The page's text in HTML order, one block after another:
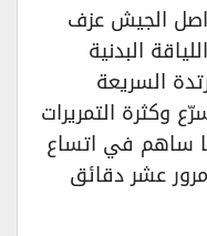
الجيش عزف
البدنية
السريعة
وكثرة التمريرات
ساهم في اتساع
عشر دقائق